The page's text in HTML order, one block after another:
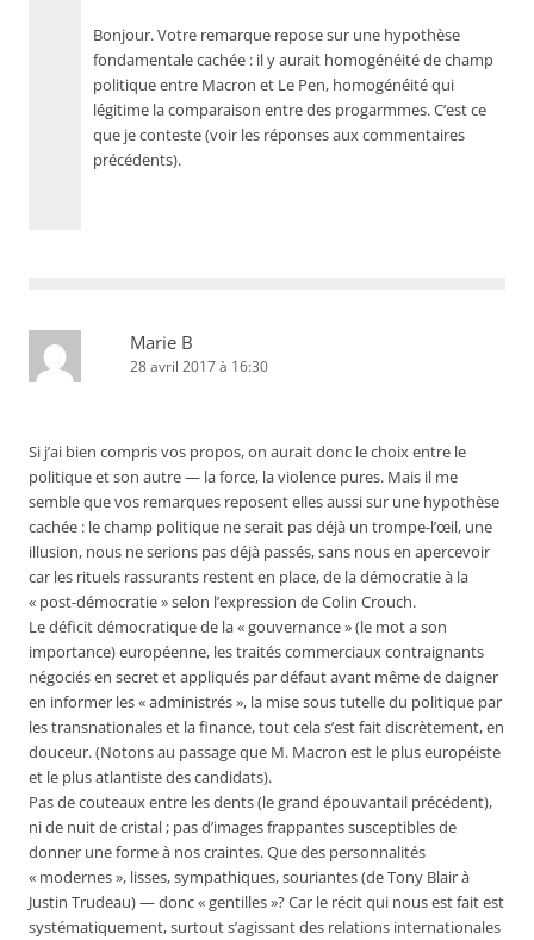
Bonjour. Votre remarque repose sur une hypothèse
fondamentale cachée : il y aurait homogénéité de champ
politique entre Macron et Le Pen, homogénéité qui
légitime la comparaison entre des progarmmes. C’est ce
que je conteste (voir les réponses aux commentaires
précédents).
Marie B
28 avril 2017 à 16:30
Si j’ai bien compris vos propos, on aurait donc le choix entre le
politique et son autre — la force, la violence pures. Mais il me
semble que vos remarques reposent elles aussi sur une hypothèse
cachée : le champ politique ne serait pas déjà un trompe-l’œil, une
illusion, nous ne serions pas déjà passés, sans nous en apercevoir
car les rituels rassurants restent en place, de la démocratie à la
« post-démocratie » selon l’expression de Colin Crouch.
Le déficit démocratique de la « gouvernance » (le mot a son
importance) européenne, les traités commerciaux contraignants
négociés en secret et appliqués par défaut avant même de daigner
en informer les « administrés », la mise sous tutelle du politique par
les transnationales et la finance, tout cela s’est fait discrètement, en
douceur. (Notons au passage que M. Macron est le plus européiste
et le plus atlantiste des candidats).
Pas de couteaux entre les dents (le grand épouvantail précédent),
ni de nuit de cristal ; pas d’images frappantes susceptibles de
donner une forme à nos craintes. Que des personnalités
« modernes », lisses, sympathiques, souriantes (de Tony Blair à
Justin Trudeau) — donc « gentilles »? Car le récit qui nous est fait est
systématiquement, surtout s’agissant des relations internationales